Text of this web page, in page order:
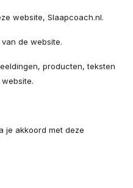
website, Slaapcoach.nl.
de website.
producten, teksten
je akkoord met deze